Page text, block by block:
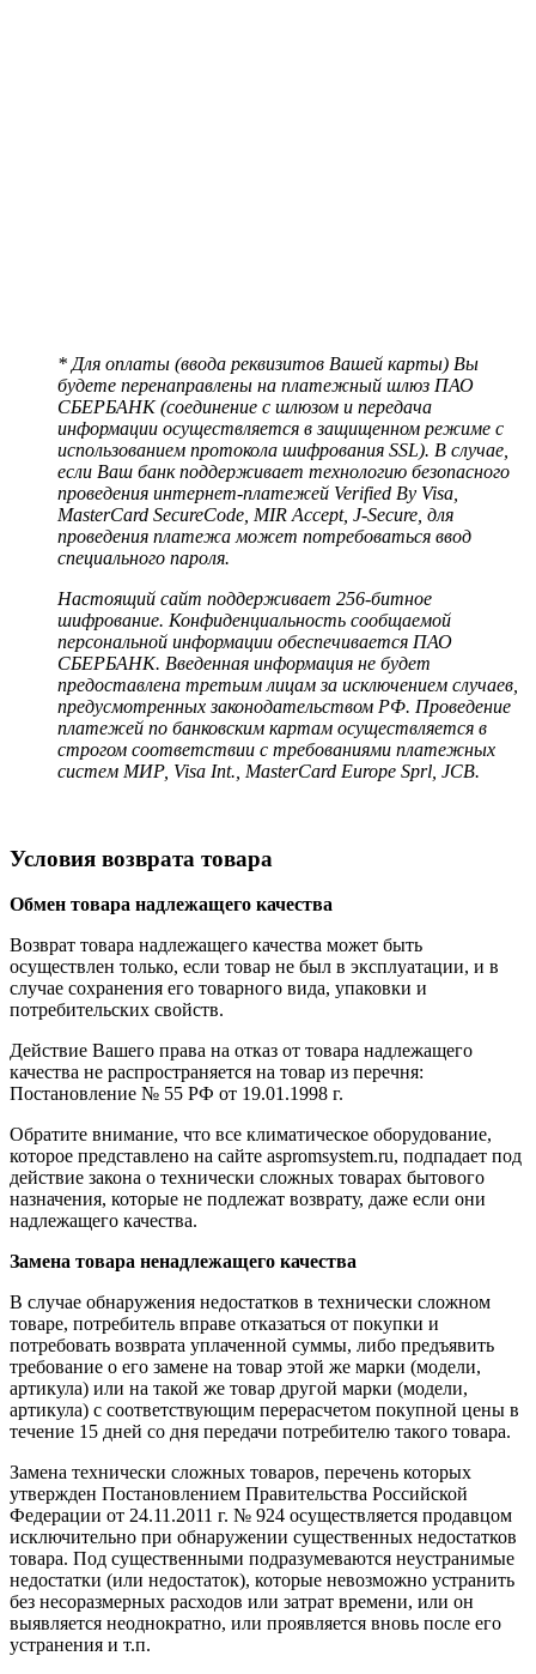
* Для оплаты (ввода реквизитов Вашей карты) Вы
будете перенаправлены на платежный шлюз ПАО
СБЕРБАНК (соединение с шлюзом и передача
информации осуществляется в защищенном режиме с
использованием протокола шифрования SSL). В случае,
если Ваш банк поддерживает технологию безопасного
проведения интернет-платежей Verified By Visa,
MasterCard SecureCode, MIR Accept, J-Secure, для
проведения платежа может потребоваться ввод
специального пароля.
Настоящий сайт поддерживает 256-битное
шифрование. Конфиденциальность сообщаемой
персональной информации обеспечивается ПАО
СБЕРБАНК. Введенная информация не будет
предоставлена третьим лицам за исключением случаев,
предусмотренных законодательством РФ. Проведение
платежей по банковским картам осуществляется в
строгом соответствии с требованиями платежных
систем МИР, Visa Int., MasterCard Europe Sprl, JCB.
Условия возврата товара
Обмен товара надлежащего качества
Возврат товара надлежащего качества может быть
осуществлен только, если товар не был в эксплуатации, и в
случае сохранения его товарного вида, упаковки и
потребительских свойств.
Действие Вашего права на отказ от товара надлежащего
качества не распространяется на товар из перечня:
Постановление № 55 РФ от 19.01.1998 г.
Обратите внимание, что все климатическое оборудование,
которое представлено на сайте aspromsystem.ru, подпадает под
действие закона о технически сложных товарах бытового
назначения, которые не подлежат возврату, даже если они
надлежащего качества.
Замена товара ненадлежащего качества
В случае обнаружения недостатков в технически сложном
товаре, потребитель вправе отказаться от покупки и
потребовать возврата уплаченной суммы, либо предъявить
требование о его замене на товар этой же марки (модели,
артикула) или на такой же товар другой марки (модели,
артикула) с соответствующим перерасчетом покупной цены в
течение 15 дней со дня передачи потребителю такого товара.
Замена технически сложных товаров, перечень которых
утвержден Постановлением Правительства Российской
Федерации от 24.11.2011 г. № 924 осуществляется продавцом
исключительно при обнаружении существенных недостатков
товара. Под существенными подразумеваются неустранимые
недостатки (или недостаток), которые невозможно устранить
без несоразмерных расходов или затрат времени, или он
выявляется неоднократно, или проявляется вновь после его
устранения и т.п.